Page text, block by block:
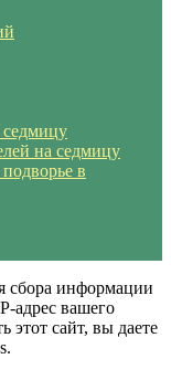
на седмицу
в
сбора информации
адрес вашего
этот сайт, вы даете